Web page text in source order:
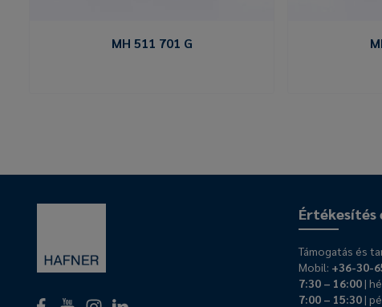
MH 511 701 G
Értékesítés
Támogatás és
Mobil: +36-30-
7:30 – 16:00|
7:00 – 15:30|